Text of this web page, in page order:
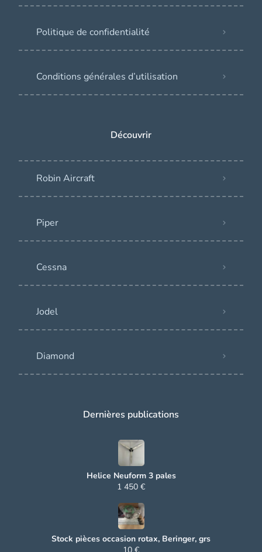
Politique de confidentialité
Conditions générales d’utilisation
Découvrir
Robin Aircraft
Piper
Cessna
Jodel
Diamond
Dernières publications
Helice Neuform 3 pales
1 450 €
Stock pièces occasion rotax, Beringer, grs